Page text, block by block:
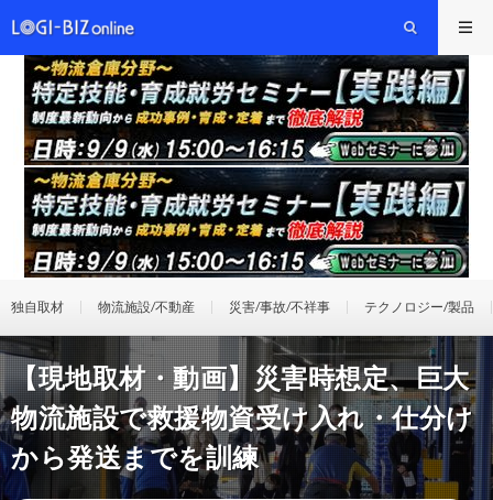
独自取材 物流施設/不動産 災害/事故/不祥事 テクノロジー/製品
【現地取材・動画】災害時想定、巨大
物流施設で救援物資受け入れ・仕分け
から発送までを訓練